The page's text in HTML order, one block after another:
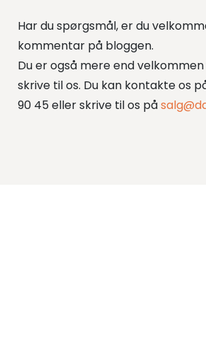
Har du spørgsmål, er du
kommentar på bloggen.
Du er også mere end
skrive til os. Du kan kontakte os
90 45 eller skrive til os på